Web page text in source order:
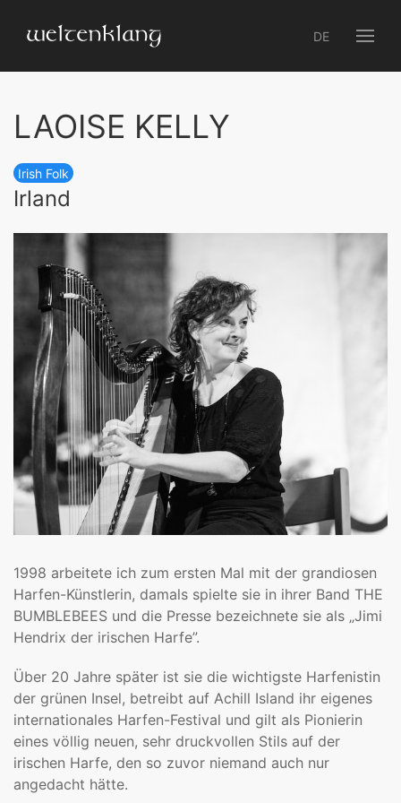
DE
LAOISE KELLY
Irish Folk
Irland
1998 arbeitete ich zum ersten Mal mit der grandiosen
Harfen-Künstlerin, damals spielte sie in ihrer Band THE
BUMBLEBEES und die Presse bezeichnete sie als „Jimi
Hendrix der irischen Harfe”.
Über 20 Jahre später ist sie die wichtigste Harfenistin
der grünen Insel, betreibt auf Achill Island ihr eigenes
internationales Harfen-Festival und gilt als Pionierin
eines völlig neuen, sehr druckvollen Stils auf der
irischen Harfe, den so zuvor niemand auch nur
angedacht hätte.